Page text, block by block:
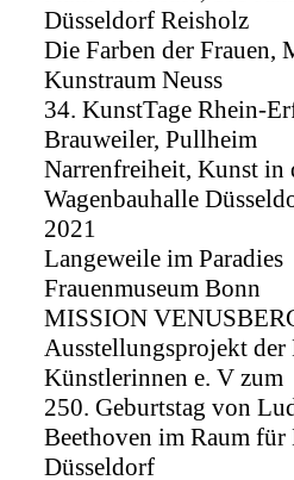
Düsseldorf Reisholz
Die Farben der Frauen,
Kunstraum Neuss
34. KunstTage Rhein-
Brauweiler, Pullheim
Narrenfreiheit, Kunst in
Wagenbauhalle
2021
Langeweile im Paradies
Frauenmuseum Bonn
MISSION
Ausstellungsprojekt der
Künstlerinnen e. V zum
250. Geburtstag von
Beethoven im Raum
Düsseldorf